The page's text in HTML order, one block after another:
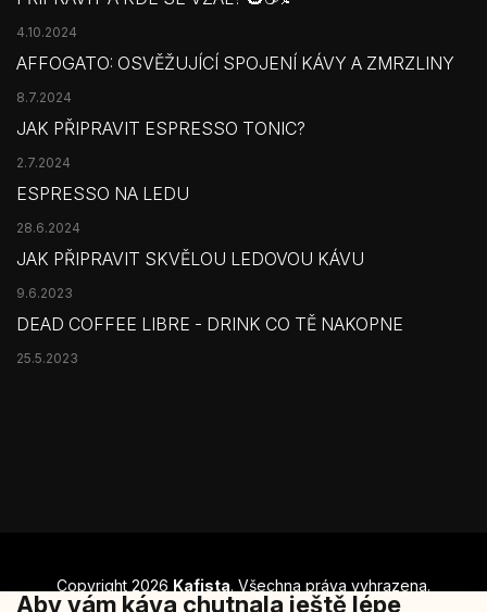
Aby vám káva chutnala ještě lépe
4.10.2024
AFFOGATO: OSVĚŽUJÍCÍ SPOJENÍ KÁVY A ZMRZLINY
8.7.2024
JAK PŘIPRAVIT ESPRESSO TONIC?
2.7.2024
ESPRESSO NA LEDU
28.6.2024
JAK PŘIPRAVIT SKVĚLOU LEDOVOU KÁVU
9.6.2023
DEAD COFFEE LIBRE - DRINK CO TĚ NAKOPNE
25.5.2023
Copyright 2026 Kafista. Všechna práva vyhrazena.